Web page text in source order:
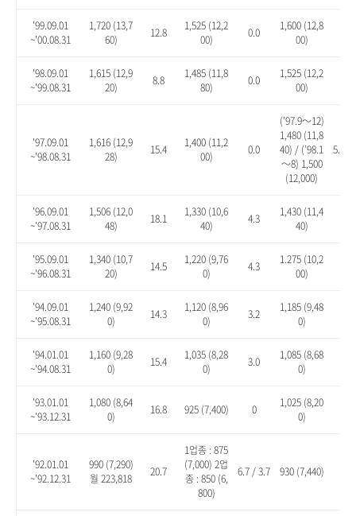
'99.09.01
~'00.08.31
1,720 (13,7
60)
12.8
1,525 (12,2
00)
0.0
1,600 (12,8
00)
'98.09.01
~'99.08.31
1,615 (12,9
20)
8.8
1,485 (11,8
80)
0.0
1,525 (12,2
00)
'97.09.01
~'98.08.31
1,616 (12,9
28)
15.4
1,400 (11,2
00)
0.0
(’97.9～12)
1,480 (11,8
40) / (’98.1
～8) 1,500
(12,000)
5.7 /
'96.09.01
~'97.08.31
1,506 (12,0
48)
18.1
1,330 (10,6
40)
4.3
1,430 (11,4
40)
'95.09.01
~'96.08.31
1,340 (10,7
20)
14.5
1,220 (9,76
0)
4.3
1.275 (10,2
00)
'94.09.01
~'95.08.31
1,240 (9,92
0)
14.3
1,120 (8,96
0)
3.2
1,185 (9,48
0)
'94.01.01
~'94.08.31
1,160 (9,28
0)
15.4
1,035 (8,28
0)
3.0
1,085 (8,68
0)
'93.01.01
~'93.12.31
1,080 (8,64
0)
16.8 925 (7,400) 0
1,025 (8,20
0)
'92.01.01
~'92.12.31
990 (7,290)
월 223,818
20.7
1업종 : 875
(7,000) 2업
종 : 850 (6,
800)
6.7 / 3.7 930 (7,440)